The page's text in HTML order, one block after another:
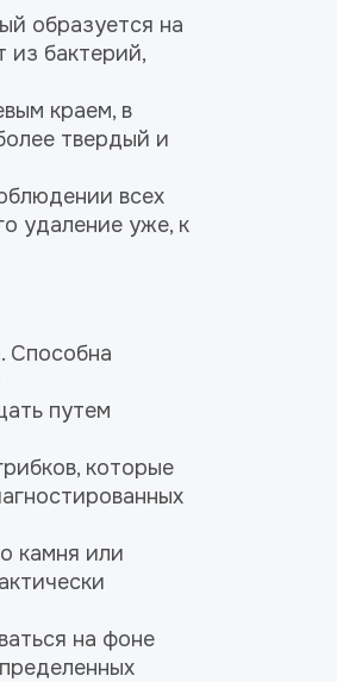
образуется на
из бактерий,
краем, в
твердый и
всех
удаление уже, к
Способна
путем
которые
камня или
на фоне